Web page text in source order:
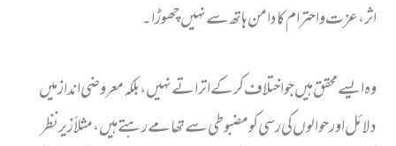
اثر،عزت واحترام کا دامن ہاتھ سے نہیں چھوڑا۔
وہ ایسے محقق ہیں جو اختلاف کر کے اتراتے نہیں، بلکہ معروضی انداز میں
دلائل اور حوالوں کی رسی کو مضبوطی سے تھامے رہتے ہیں ،مثلاً زیر نظر